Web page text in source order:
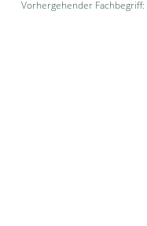
Vorhergehender Fachbegriff: